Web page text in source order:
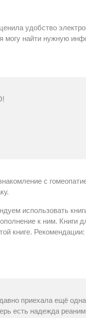
удобство
могу найти нужную
с
использовать
к ним. Книги
книге.
приехала ещё
есть надежда